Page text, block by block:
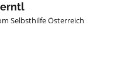
Selbsthilfe Österreich